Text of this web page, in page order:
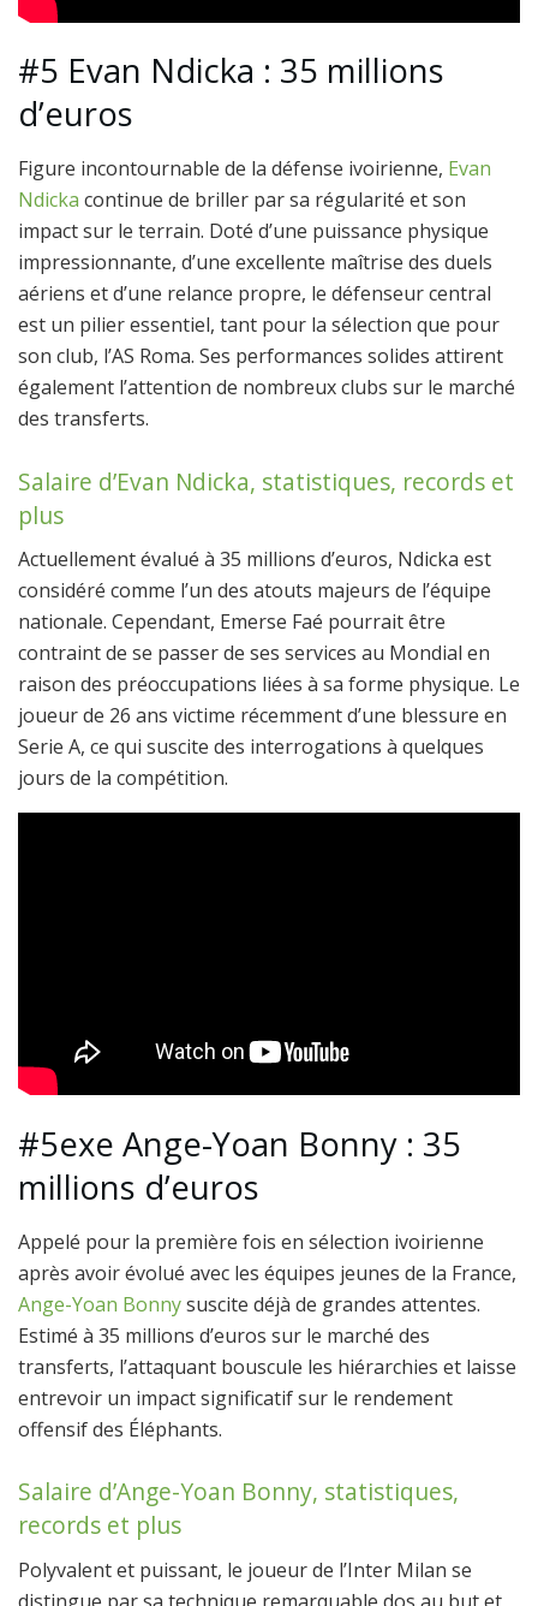
#5 Evan Ndicka : 35 millions
d’euros
Figure incontournable de la défense ivoirienne, Evan
Ndicka continue de briller par sa régularité et son
impact sur le terrain. Doté d’une puissance physique
impressionnante, d’une excellente maîtrise des duels
aériens et d’une relance propre, le défenseur central
est un pilier essentiel, tant pour la sélection que pour
son club, l’AS Roma. Ses performances solides attirent
également l’attention de nombreux clubs sur le marché
des transferts.
Salaire d’Evan Ndicka, statistiques, records et
plus
Actuellement évalué à 35 millions d’euros, Ndicka est
considéré comme l’un des atouts majeurs de l’équipe
nationale. Cependant, Emerse Faé pourrait être
contraint de se passer de ses services au Mondial en
raison des préoccupations liées à sa forme physique. Le
joueur de 26 ans victime récemment d’une blessure en
Serie A, ce qui suscite des interrogations à quelques
jours de la compétition.
#5exe Ange-Yoan Bonny : 35
millions d’euros
Appelé pour la première fois en sélection ivoirienne
après avoir évolué avec les équipes jeunes de la France,
Ange-Yoan Bonnysuscite déjà de grandes attentes.
Estimé à 35 millions d’euros sur le marché des
transferts, l’attaquant bouscule les hiérarchies et laisse
entrevoir un impact significatif sur le rendement
offensif des Éléphants.
Salaire d’Ange-Yoan Bonny, statistiques,
records et plus
Polyvalent et puissant, le joueur de l’Inter Milan se